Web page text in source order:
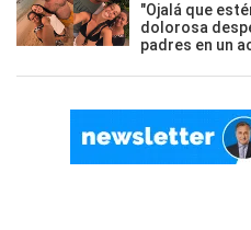
"Ojalá que
dolorosa
padres en un